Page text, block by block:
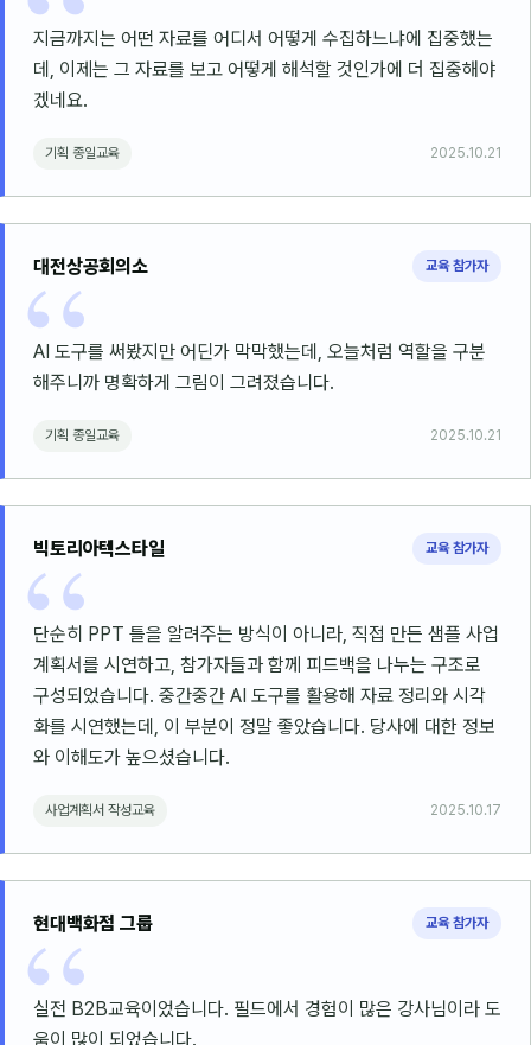
지금까지는 어떤 자료를 어디서 어떻게 수집하느냐에 집중했는
데, 이제는 그 자료를 보고 어떻게 해석할 것인가에 더 집중해야
겠네요.
기획 종일교육 2025.10.21
대전상공회의소 교육 참가자
AI 도구를 써봤지만 어딘가 막막했는데, 오늘처럼 역할을 구분
해주니까 명확하게 그림이 그려졌습니다.
기획 종일교육 2025.10.21
빅토리아텍스타일 교육 참가자
단순히 PPT 틀을 알려주는 방식이 아니라, 직접 만든 샘플 사업
계획서를 시연하고, 참가자들과 함께 피드백을 나누는 구조로
구성되었습니다. 중간중간 AI 도구를 활용해 자료 정리와 시각
화를 시연했는데, 이 부분이 정말 좋았습니다. 당사에 대한 정보
와 이해도가 높으셨습니다.
사업계획서 작성교육 2025.10.17
현대백화점 그룹 교육 참가자
실전 B2B교육이었습니다. 필드에서 경험이 많은 강사님이라 도
움이 많이 되었습니다.